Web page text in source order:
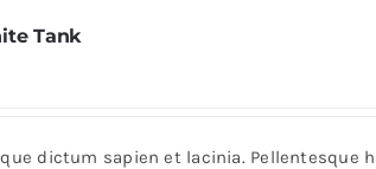
Tank
dictum sapien et lacinia.